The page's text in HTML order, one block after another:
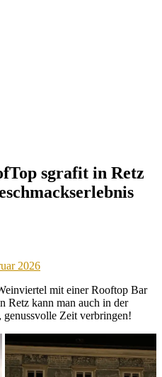
sgrafit in Retz
2026
mit einer Rooftop Bar
Retz kann man auch in der
genussvolle Zeit verbringen!